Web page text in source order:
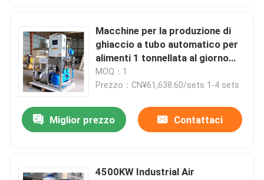
Macchine per la produzione di
ghiaccio a tubo automatico per
alimenti 1 tonnellata al giorno
per una vasta gamma di
applicazioni commerciali
MOQ：1
Prezzo：CN¥61,638.60/sets 1-4 sets
Miglior prezzo Contattaci
4500KW Industrial Air